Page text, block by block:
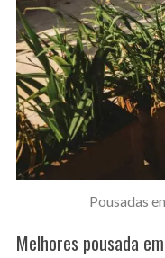
Pousadas
Melhores pousada